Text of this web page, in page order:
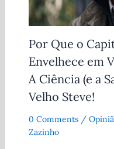
Por Que o
Envelhece em
A Ciência (e a
Velho Steve!
0 Comments /
Zazinho